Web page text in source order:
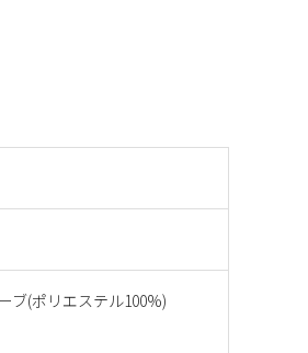
ブ(ポリエステル100%)